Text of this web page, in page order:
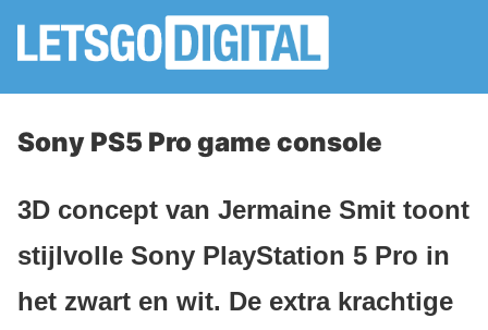
Sony PS5 Pro game console
3D concept van Jermaine Smit toont
stijlvolle Sony PlayStation 5 Pro in
het zwart en wit. De extra krachtige